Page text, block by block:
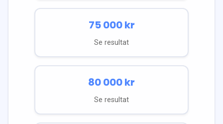
75 000kr
Se resultat
80 000kr
Se resultat